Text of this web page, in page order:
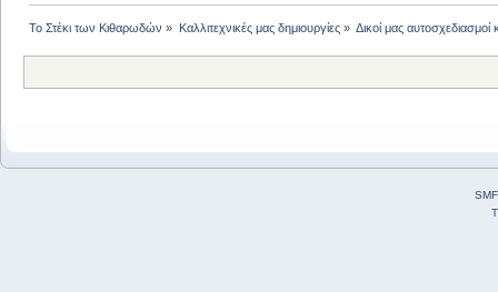
Το Στέκι των Κιθαρωδών » Καλλιτεχνικές μας δημιουργίες» Δικοί μας αυτοσχεδιασμοί